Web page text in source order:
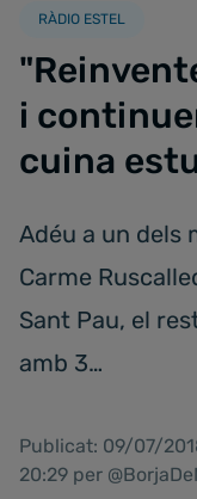
RÀDIO ESTEL
i
cuina
Adéu a un dels
Carme
Sant Pau, el
amb 3…
Publicat: 09/07/
20:29 per